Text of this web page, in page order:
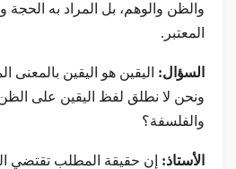
والظن والوهم، بل المراد به الحجة
المعتبر.
السؤال: اليقين هو اليقين
ونحن لا نطلق لفظ اليقين على
والفلسفة؟
الأستاذ: إن حقيقة المطلب تقتضي